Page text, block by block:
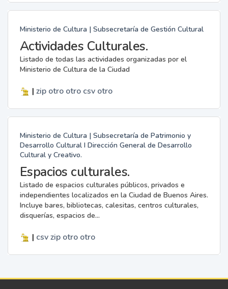
Ministerio de Cultura | Subsecretaría de Gestión Cultural
Actividades Culturales.
Listado de todas las actividades organizadas por el
Ministerio de Cultura de la Ciudad
| zip otro otro csv otro
Ministerio de Cultura | Subsecretaría de Patrimonio y
Desarrollo Cultural I Dirección General de Desarrollo
Cultural y Creativo.
Espacios culturales.
Listado de espacios culturales públicos, privados e
independientes localizados en la Ciudad de Buenos Aires.
Incluye bares, bibliotecas, calesitas, centros culturales,
disquerías, espacios de...
| csv zip otro otro